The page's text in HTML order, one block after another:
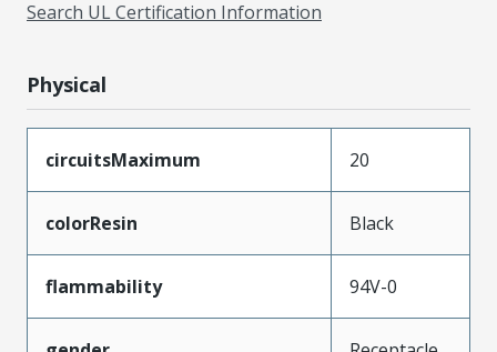
Search UL Certification Information
Physical
circuitsMaximum 20
colorResin Black
flammability 94V-0